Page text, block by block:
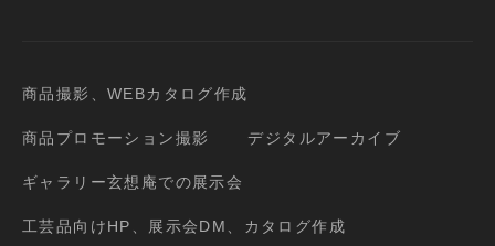
商品撮影、WEBカタログ作成
商品プロモーション撮影 デジタルアーカイブ
ギャラリー玄想庵での展示会
工芸品向けHP、展示会DM、カタログ作成